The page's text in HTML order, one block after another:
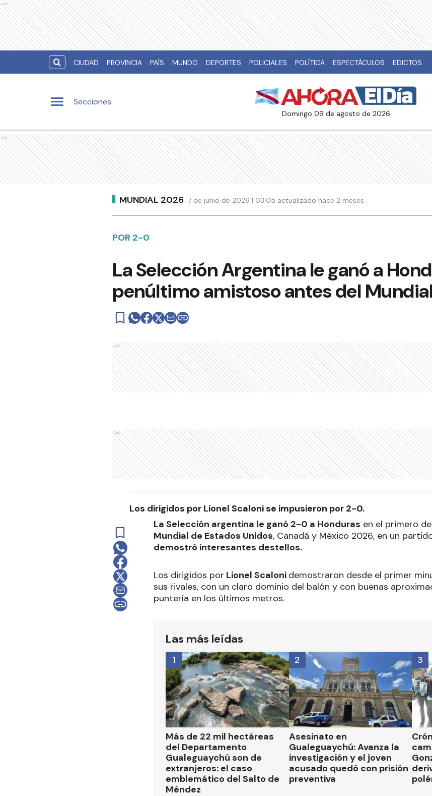
Ads
CIUDAD PROVINCIA PAÍS MUNDO DEPORTES POLICIALES POLÍTICA ESPECTÁCULOS EDICTOS
Secciones
domingo 09 de agosto de 2026
Ads
MUNDIAL 2026 7 de junio de 2026 | 03:05 actualizado hace 2 meses
POR 2-0
La Selección Argentina le ganó a
penúltimo amistoso antes del
Ads
Ads
Los dirigidos por Lionel Scaloni se impusieron por 2-0.
La Selección argentina le ganó 2-0 a Honduras en el primero
Mundial de Estados Unidos, Canadá y México 2026, en un
demostró interesantes destellos.
Los dirigidos por Lionel Scaloni demostraron desde el primer
sus rivales, con un claro dominio del balón y con buenas
puntería en los últimos metros.
Las más leídas
Más de 22 mil hectáreas
del Departamento
Gualeguaychú son de
extranjeros: el caso
emblemático del Salto de
Méndez
1
Asesinato en
Gualeguaychú: Avanza la
investigación y el joven
acusado quedó con prisión
preventiva
2 3